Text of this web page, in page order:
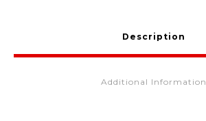
Description
Additional Information